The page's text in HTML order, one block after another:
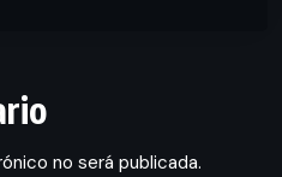
no será publicada.